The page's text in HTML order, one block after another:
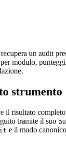
un audit
modulo,
strumento
il risultato
tramite il suo
e il modo